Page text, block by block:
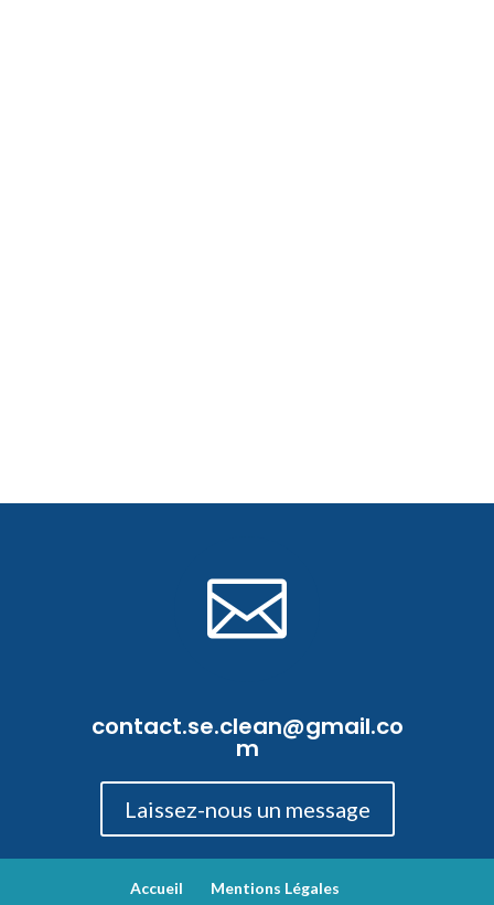

contact.se.clean@gmail.co
m
Laissez-nous un message
Accueil
Mentions Légales